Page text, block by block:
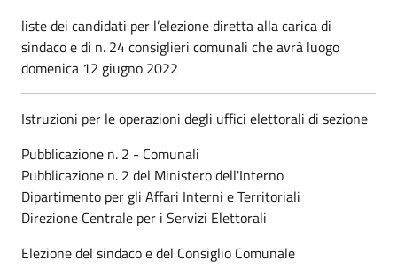
liste dei candidati per l’elezione diretta alla carica di
sindaco e di n. 24 consiglieri comunali che avrà luogo
domenica 12 giugno 2022
Istruzioni per le operazioni degli uffici elettorali di sezione
Pubblicazione n. 2 - Comunali
Pubblicazione n. 2 del Ministero dell'Interno
Dipartimento per gli Affari Interni e Territoriali
Direzione Centrale per i Servizi Elettorali
Elezione del sindaco e del Consiglio Comunale